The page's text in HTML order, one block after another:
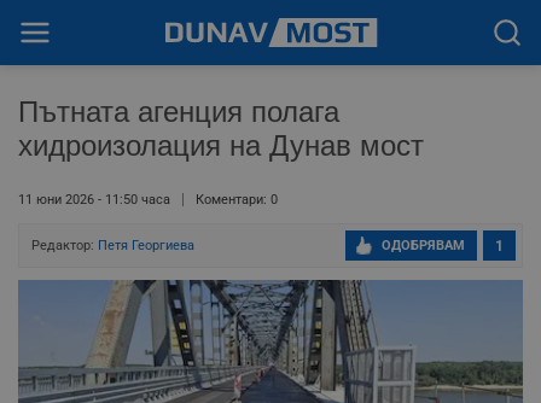
Пътната агенция полага
хидроизолация на Дунав мост
11 юни 2026 - 11:50 часа Коментари: 0
Редактор: Петя Георгиева 1
ОДОБРЯВАМ